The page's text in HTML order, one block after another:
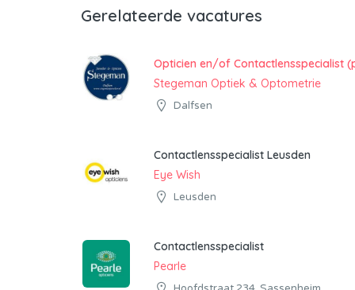
Gerelateerde vacatures
Opticien en/of Contactlensspecialist
Stegeman Optiek & Optometrie
Dalfsen
Contactlensspecialist Leusden
Eye Wish
Leusden
Contactlensspecialist
Pearle